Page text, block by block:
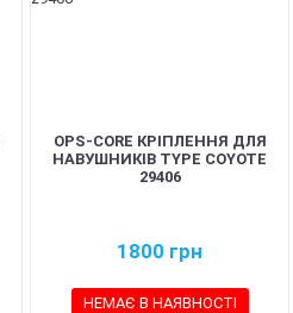
OPS-CORE КРІПЛЕННЯ ДЛЯ
НАВУШНИКІВ TYPE COYOTE
29406
1800 грн
НЕМАЄ В НАЯВНОСТІ